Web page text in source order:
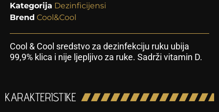
Kategorija Dezinficijensi
Brend Cool&Cool
Cool & Cool sredstvo za dezinfekciju ruku ubija
99,9% klica i nije ljepljivo za ruke. Sadrži vitamin D.
KARAKTERISTIKE